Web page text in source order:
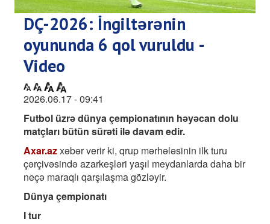
DÇ-2026: İngiltərənin
oyununda 6 qol vuruldu -
Video
2026.06.17 - 09:41
Futbol üzrə dünya çempionatının həyəcan dolu
matçları bütün sürəti ilə davam edir.
Axar.azxəbər verir ki, qrup mərhələsinin ilk turu
çərçivəsində azarkeşləri yaşıl meydanlarda daha bir
neçə maraqlı qarşılaşma gözləyir.
Dünya çempionatı
I tur